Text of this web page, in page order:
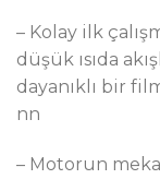
– Kolay ilk
düşük ısıda
dayanıklı bir
nn
– Motorun